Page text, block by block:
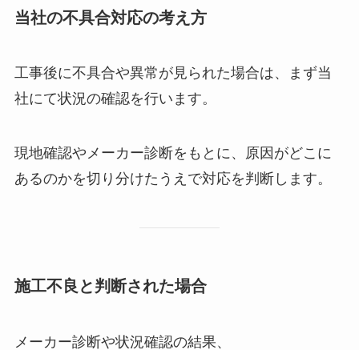
当社の不具合対応の考え方
工事後に不具合や異常が見られた場合は、まず当
社にて状況の確認を行います。
現地確認やメーカー診断をもとに、原因がどこに
あるのかを切り分けたうえで対応を判断します。
施工不良と判断された場合
メーカー診断や状況確認の結果、